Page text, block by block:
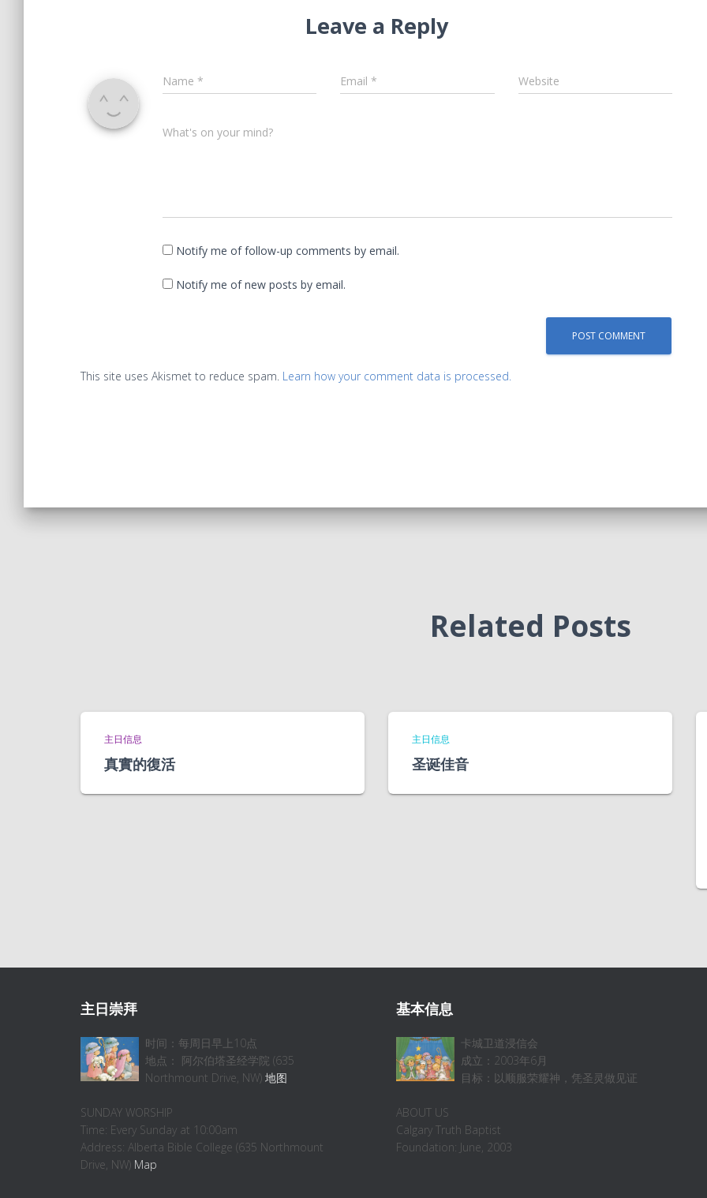
Leave a Reply
Name * Email * Website
What's on your mind?
Notify me of follow-up comments by email.
Notify me of new posts by email.
This site uses Akismet to reduce spam. Learn how your comment data is processed.
Related Posts
主日信息
真實的復活
主日信息
圣诞佳音
主日崇拜
时间：每周日早上10点
地点： 阿尔伯塔圣经学院 (635
Northmount Drive, NW) 地图
SUNDAY WORSHIP
Time: Every Sunday at 10:00am
Address: Alberta Bible College (635 Northmount
Drive, NW) Map
基本信息
卡城卫道浸信会
成立：2003年6月
目标：以顺服荣耀神，凭圣灵做见证
ABOUT US
Calgary Truth Baptist
Foundation: June, 2003